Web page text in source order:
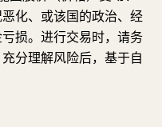
化、或该国的政治、经
损。进行交易时，请务
分理解风险后，基于自